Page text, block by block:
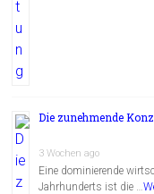
Die zunehmende
3 Wochen ago
Eine dominierende
Jahrhunderts ist die …